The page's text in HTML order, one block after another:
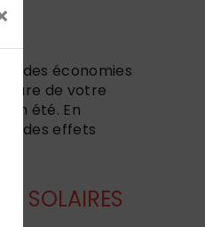
des économies
de votre
été. En
des effets
SOLAIRES